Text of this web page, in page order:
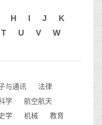
H I J
K
T U V
W
与通讯
法律
学
航空航天
学 机械
教育